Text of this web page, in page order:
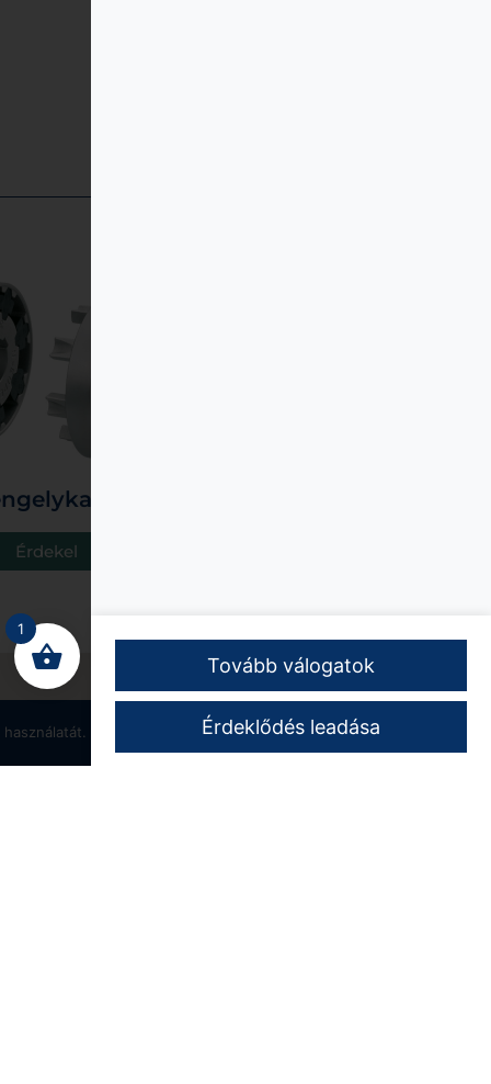
Érdekel
1
Tovább válogatok
Érdeklődés leadása
Adatvédelmi irányelvek